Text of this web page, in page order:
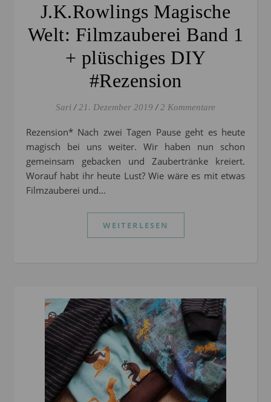
J.K.Rowlings Magische
Welt: Filmzauberei Band 1
+ plüschiges DIY
#Rezension
Sari / 21. Dezember 2019 / 2 Kommentare
Rezension* Nach zwei Tagen Pause geht es heute
magisch bei uns weiter. Wir haben nun schon
gemeinsam gebacken und Zaubertränke kreiert.
Worauf habt ihr heute Lust? Wie wäre es mit etwas
Filmzauberei und…
WEITERLESEN